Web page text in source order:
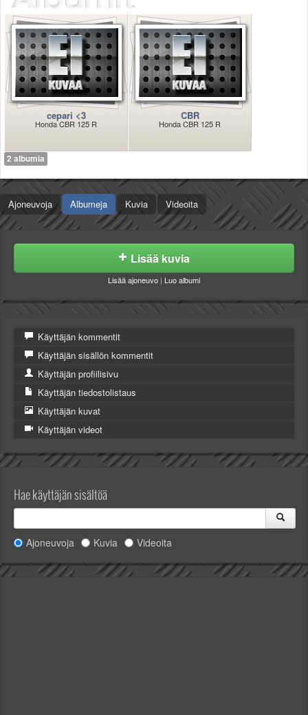
Säännöt ja ohjeet
Uudet ajoneuvot
Uudet kuvat
Uudet videot
Uudet kommentit
MYYDÄÄN
Haku
Ohjeet
Osat
TIETOPANKKI
TAPAHTUMAT
MP15 kuvia
MP14 kuvia
Lisää uusi tapahtuma
SÄÄ
Valitse paikkakunta
Helsingin sää
Tampereen sää
Turun sää
Oulun sää
Kuopion sää
Rovaniemen sää
MUUT
Paidat ja vaatteet
Mainostus
Palaute
Kevytversio
cepari <3
Honda CBR 125 R
CBR
Honda CBR 125 R
2 albumia
Ajoneuvoja Albumeja Kuvia Videoita
Lisää kuvia
Lisää ajoneuvo | Luo albumi
Käyttäjän kommentit
Käyttäjän sisällön kommentit
Käyttäjän profiilisivu
Käyttäjän tiedostolistaus
Käyttäjän kuvat
Käyttäjän videot
Hae käyttäjän sisältöä
Ajoneuvoja Kuvia Videoita